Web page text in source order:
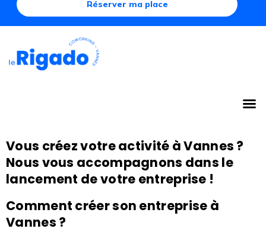
Réserver ma place
Vous créez votre activité à Vannes ?
Nous vous accompagnons dans le
lancement de votre entreprise !
Comment créer son entreprise à
Vannes ?